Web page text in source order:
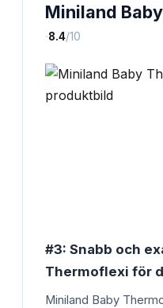
Miniland
·8.4/10
#3: Snabb och
Thermoflexi för
Miniland Baby